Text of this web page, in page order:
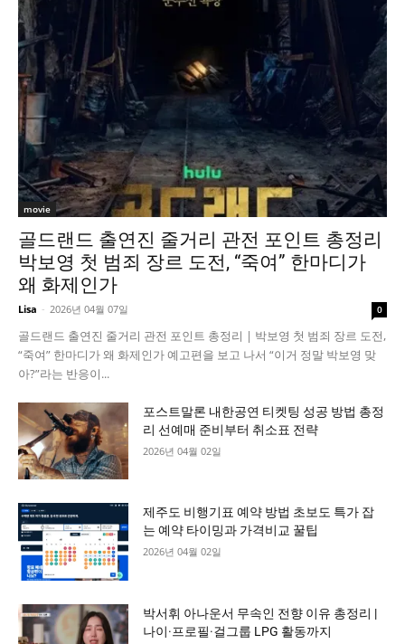
movie
골드랜드 출연진 줄거리 관전 포인트 총정리
박보영 첫 범죄 장르 도전, “죽여” 한마디가
왜 화제인가
Lisa - 2026년 04월 07일 0
골드랜드 출연진 줄거리 관전 포인트 총정리 | 박보영 첫 범죄 장르 도전,
“죽여” 한마디가 왜 화제인가 예고편을 보고 나서 “이거 정말 박보영 맞
아?”라는 반응이...
포스트말론 내한공연 티켓팅 성공 방법 총정
리 선예매 준비부터 취소표 전략
2026년 04월 02일
제주도 비행기표 예약 방법 초보도 특가 잡
는 예약 타이밍과 가격비교 꿀팁
2026년 04월 02일
박서휘 아나운서 무속인 전향 이유 총정리 |
나이·프로필·걸그룹 LPG 활동까지